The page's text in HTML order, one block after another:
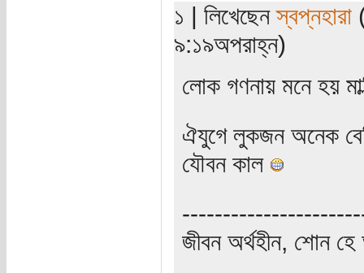
১ | লিখেছেনস্বপ্নহারা
৯:১৯অপরাহ্ন)
লোক গণনায় মনে হয়
ঐযুগে লুকজন অনেক
যৌবন কাল
জীবন অর্থহীন, শোন হে